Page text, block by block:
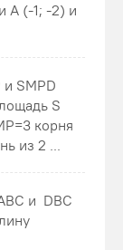
А (-1; -2) и
и SMPD
S
корня
из 2 ...
и DBC